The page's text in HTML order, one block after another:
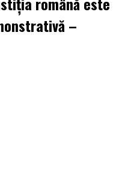
–